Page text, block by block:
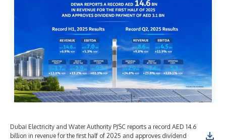
Dubai Electricity and Water Authority PJSC reports a record AED 14.6
billion in revenue for the first half of 2025 and approves dividend